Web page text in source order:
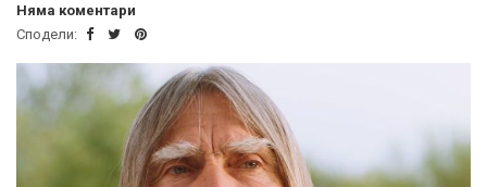
Няма коментари
Сподели: